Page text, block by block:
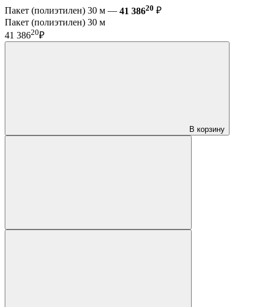
Пакет (полиэтилен) 30 м — 41 38620 ₽
Пакет (полиэтилен) 30 м
41 38620₽
В корзину